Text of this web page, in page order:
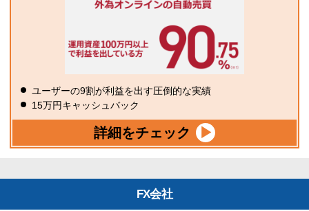
ユーザーの9割が利益を出す圧倒的な実績
15万円キャッシュバック
詳細をチェック
FX会社